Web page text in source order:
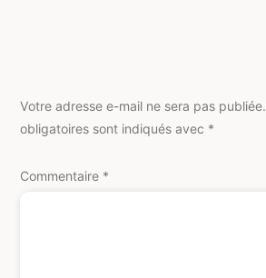
Votre adresse e-mail ne sera pas publiée.
obligatoires sont indiqués avec *
Commentaire *